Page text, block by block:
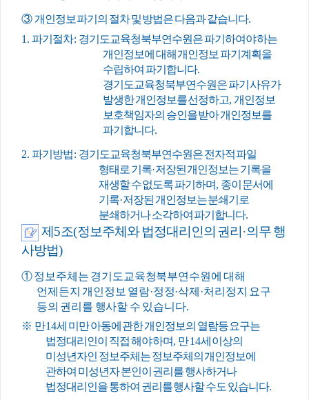
③개인정보 파기의 절차 및 방법은 다음과 같습니다.
1. 파기절차: 경기도교육청북부연수원은 파기하여야 하는
개인정보에 대해 개인정보 파기계획을
수립하여 파기합니다.
경기도교육청북부연수원은 파기 사유가
발생한 개인정보를 선정하고,개인정보
보호책임자의 승인을 받아 개인정보를
파기합니다.
2. 파기방법: 경기도교육청북부연수원은 전자적 파일
형태로 기록·저장된 개인정보는 기록을
재생할 수 없도록 파기하며, 종이 문서에
기록·저장된 개인정보는 분쇄기로
분쇄하거나 소각하여 파기합니다.
제 5조(정보주체와 법정대리인의 권리 ·의무 행
사방법)
①정보주체는 경기도교육청북부연수원에 대해
언제든지 개인정보 열람·정정·삭제 ·처리정지 요구
등의 권리를 행사할 수 있습니다.
※ 만14세 미만 아동에 관한 개인정보의 열람등 요구는
법정대리인이 직접 해야 하며, 만14세 이상의
미성년자인 정보주체는 정보주체의 개인정보에
관하여 미성년자 본인이 권리를 행사하거나
법정대리인을 통하여 권리를 행사할 수도 있습니다.